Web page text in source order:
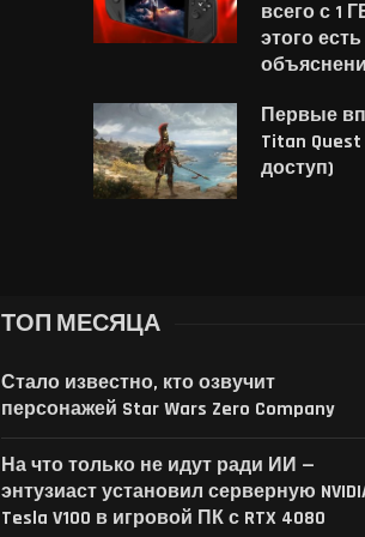
всего с 1
этого
Первые
Titan
доступ)
ТОП МЕСЯЦА
Стало известно, кто озвучит
персонажей Star Wars Zero Company
На что только не идут ради ИИ —
энтузиаст установил серверную
Tesla V100 в игровой ПК с RTX 4080